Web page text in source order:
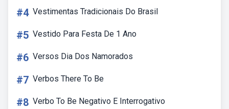
#4 Vestimentas Tradicionais Do Brasil
#5 Vestido Para Festa De 1 Ano
#6 Versos Dia Dos Namorados
#7 Verbos There To Be
#8 Verbo To Be Negativo E Interrogativo